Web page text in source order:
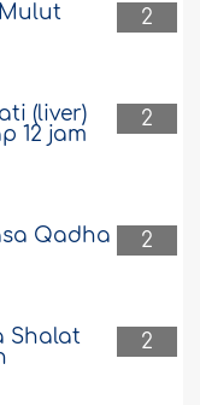
2
2
(liver)
12 jam
2
Qadha
2
Shalat